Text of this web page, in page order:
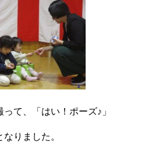
て、「はい！ポーズ♪」
りました。